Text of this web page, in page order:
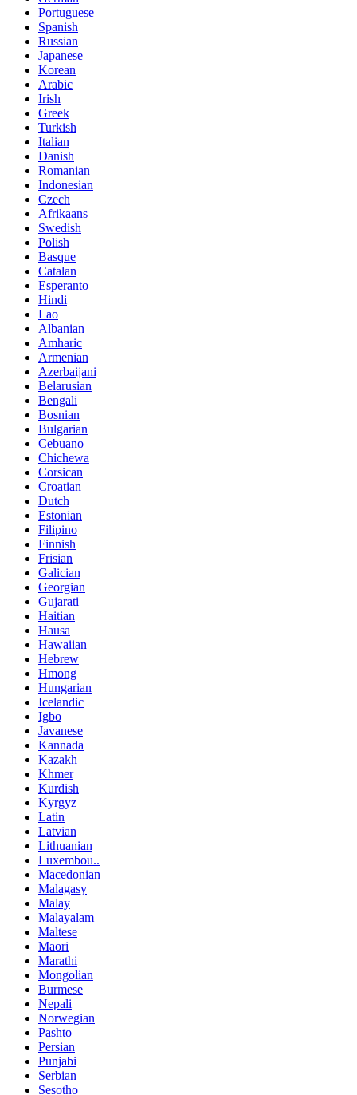
Portuguese
Spanish
Russian
Japanese
Korean
Arabic
Irish
Greek
Turkish
Italian
Danish
Romanian
Indonesian
Czech
Afrikaans
Swedish
Polish
Basque
Catalan
Esperanto
Hindi
Lao
Albanian
Amharic
Armenian
Azerbaijani
Belarusian
Bengali
Bosnian
Bulgarian
Cebuano
Chichewa
Corsican
Croatian
Dutch
Estonian
Filipino
Finnish
Frisian
Galician
Georgian
Gujarati
Haitian
Hausa
Hawaiian
Hebrew
Hmong
Hungarian
Icelandic
Igbo
Javanese
Kannada
Kazakh
Khmer
Kurdish
Kyrgyz
Latin
Latvian
Lithuanian
Luxembou..
Macedonian
Malagasy
Malay
Malayalam
Maltese
Maori
Marathi
Mongolian
Burmese
Nepali
Norwegian
Pashto
Persian
Punjabi
Serbian
Sesotho